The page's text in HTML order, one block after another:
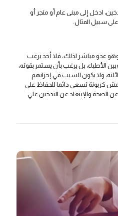
ادخل إلى مبنى عام أو متجر أو
سبيل المثال.
وهو عدو مباشر لذلك، فلا أحد يرغب
الأطباء، بل يرغب بأن يستمر بقوته،
ولا يكون السبب في إحزانهم
كربونة تسعي دائما للحفاظ علي
الصحة والإبتعاد عن التدخينعلي